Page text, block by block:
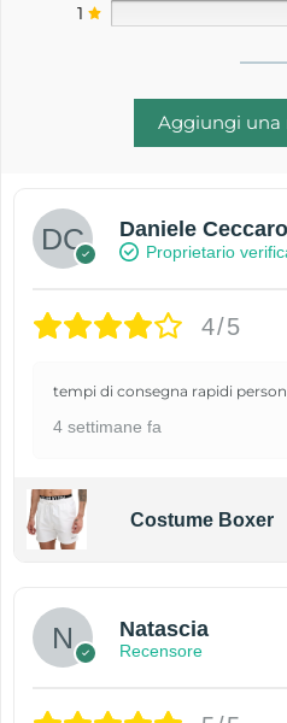
1
Aggiungi una
Daniele
Proprietario
4/5
tempi di consegna rapidi
4 settimane fa
Costume Boxer
Natascia
Recensore